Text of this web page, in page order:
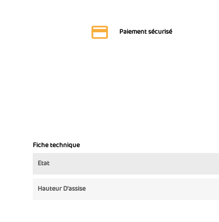
Paiement sécurisé
Fiche technique
Etat
Hauteur D'assise